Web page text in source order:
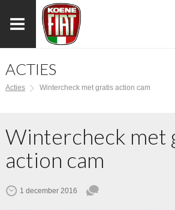
ACTIES
Acties Wintercheck met gratis action cam
Wintercheck met
action cam
1 december 2016